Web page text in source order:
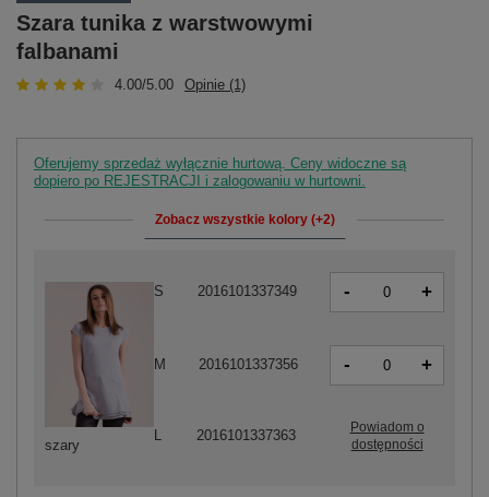
Szara tunika z warstwowymi
falbanami
4.00/5.00 Opinie (1)
Oferujemy sprzedaż wyłącznie hurtową. Ceny widoczne są
dopiero po REJESTRACJI i zalogowaniu w hurtowni.
Zobacz wszystkie kolory (+2)
szary
S 2016101337349 - +
M 2016101337356 - +
2016101337363
Powiadom o
dostępności